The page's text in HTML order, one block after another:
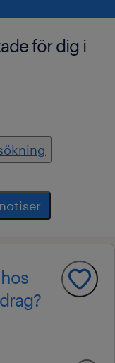
för dig i